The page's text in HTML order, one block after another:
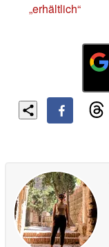
„erhältlich“